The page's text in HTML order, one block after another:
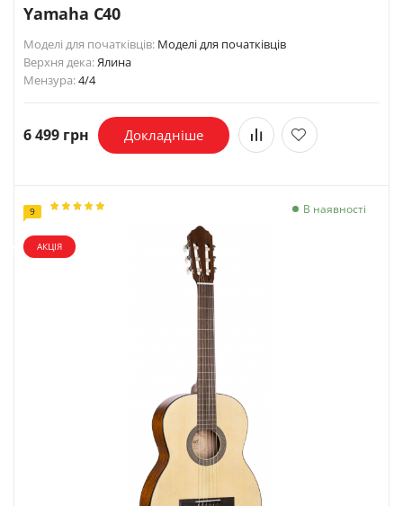
Yamaha C40
Моделі для початківців: Моделі для початківців
Верхня дека:Ялина
Мензура:4/4
6 499 грн Докладніше
9 В наявності
АКЦІЯ